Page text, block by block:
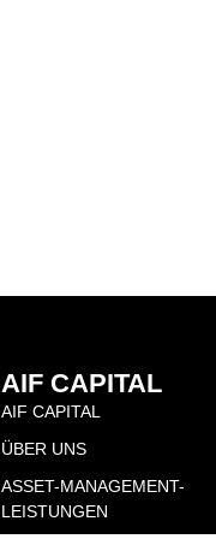
AIF CAPITAL
AIF CAPITAL
ÜBER UNS
ASSET-MANAGEMENT-
LEISTUNGEN